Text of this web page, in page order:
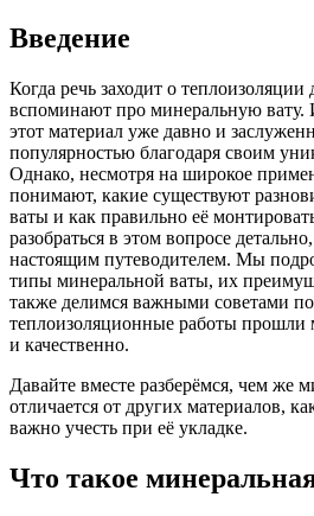
Введение
Когда речь заходит о теплоизоляции
вспоминают про минеральную вату.
этот материал уже давно и
популярностью благодаря своим
Однако, несмотря на широкое
понимают, какие существуют
ваты и как правильно её
разобраться в этом вопросе
настоящим путеводителем. Мы
типы минеральной ваты, их
также делимся важными советами
теплоизоляционные работы прошли
и качественно.
Давайте вместе разберёмся, чем же
отличается от других материалов,
важно учесть при её укладке.
Что такое